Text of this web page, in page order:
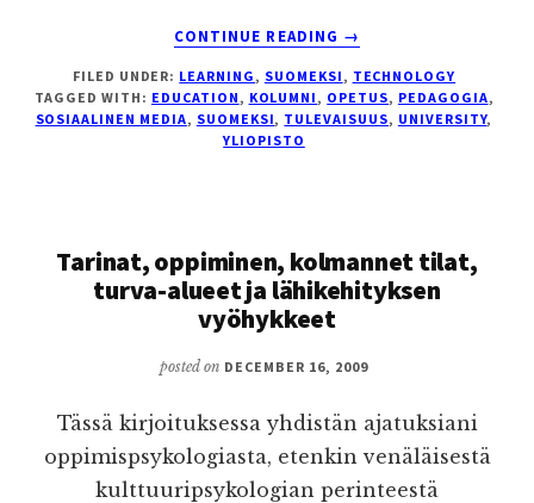
CONTINUE READING
ABOUT
MEDIA
PAKOTTAA
→
FILED UNDER: LEARNING , SUOMEKSI , TECHNOLOGY
TAGGED WITH: EDUCATION , KOLUMNI , OPETUS, PEDAGOGIA,
SOSIAALINEN MEDIA, SUOMEKSI, TULEVAISUUS, UNIVERSITY,
YLIOPISTO
Tarinat, oppiminen, kolmannet tilat,
turva-alueet ja lähikehityksen
vyöhykkeet
posted on DECEMBER 16, 2009
Tässä kirjoituksessa yhdistän ajatuksiani
oppimispsykologiasta, etenkin venäläisestä
kulttuuripsykologian perinteestä